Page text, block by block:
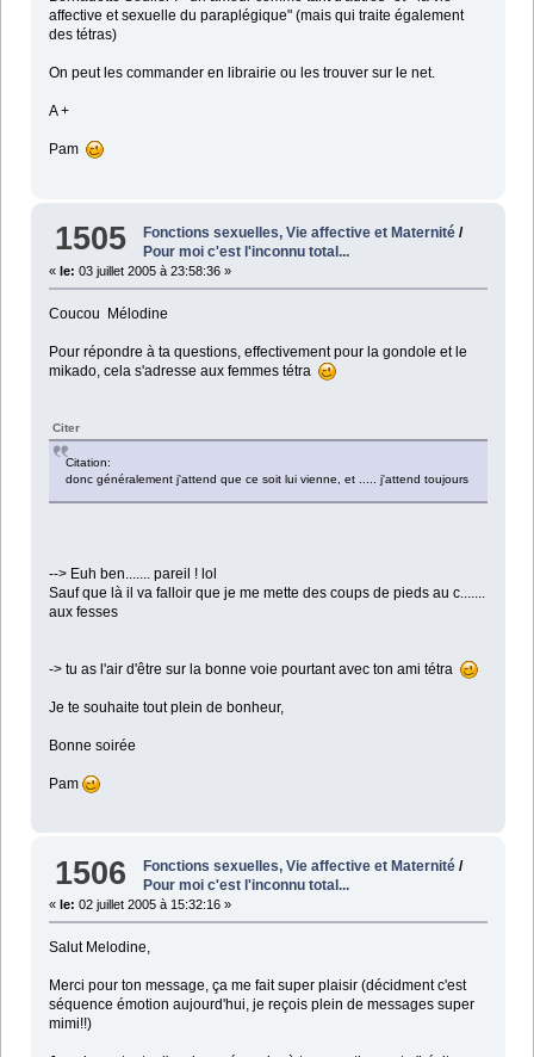
affective et sexuelle du paraplégique" (mais qui traite également
des tétras)
On peut les commander en librairie ou les trouver sur le net.
A +
Pam
1505 Fonctions sexuelles, Vie affective et Maternité /
Pour moi c'est l'inconnu total...
« le: 03 juillet 2005 à 23:58:36 »
Coucou Mélodine
Pour répondre à ta questions, effectivement pour la gondole et le
mikado, cela s'adresse aux femmes tétra
Citer
Citation:
donc généralement j'attend que ce soit lui vienne, et ..... j'attend toujours
--> Euh ben....... pareil ! lol
Sauf que là il va falloir que je me mette des coups de pieds au c.......
aux fesses
-> tu as l'air d'être sur la bonne voie pourtant avec ton ami tétra
Je te souhaite tout plein de bonheur,
Bonne soirée
Pam
1506 Fonctions sexuelles, Vie affective et Maternité /
Pour moi c'est l'inconnu total...
« le: 02 juillet 2005 à 15:32:16 »
Salut Melodine,
Merci pour ton message, ça me fait super plaisir (décidment c'est
séquence émotion aujourd'hui, je reçois plein de messages super
mimi!!)